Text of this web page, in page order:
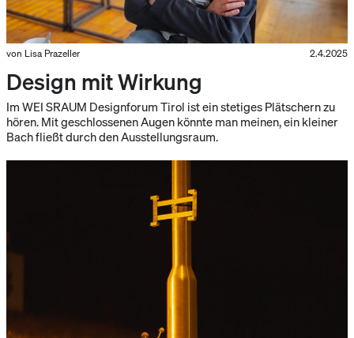
von Lisa Prazeller 2.4.2025
Design mit Wirkung
Im WEI SRAUM Designforum Tirol ist ein stetiges Plätschern zu
hören. Mit geschlossenen Augen könnte man meinen, ein kleiner
Bach fließt durch den Ausstellungsraum.